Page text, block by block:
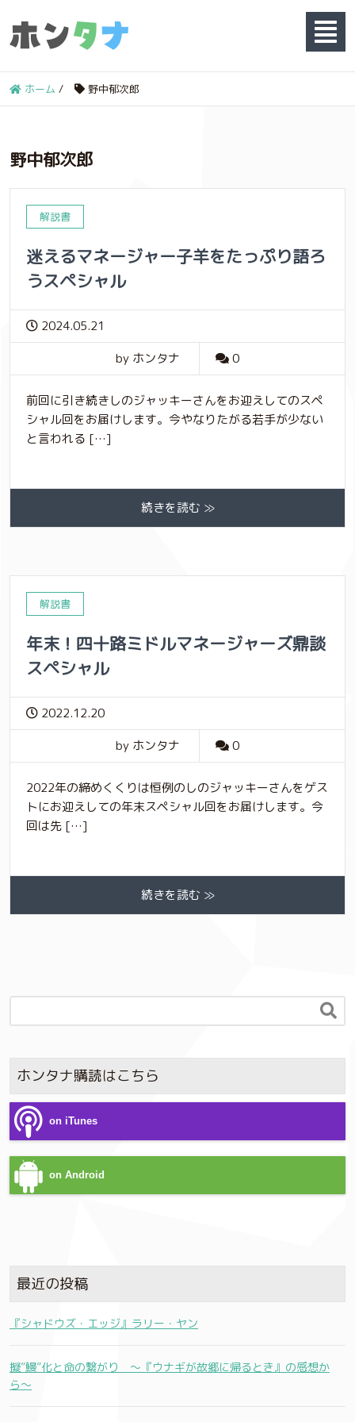
ホーム / 野中郁次郎
野中郁次郎
解説書
迷えるマネージャー子羊をたっぷり語ろ
うスペシャル
2024.05.21
by ホンタナ
0
前回に引き続きしのジャッキーさんをお迎えしてのスペ
シャル回をお届けします。今やなりたがる若手が少ない
と言われる […]
続きを読む ≫
解説書
年末！四十路ミドルマネージャーズ鼎談
スペシャル
2022.12.20
by ホンタナ
0
2022年の締めくくりは恒例のしのジャッキーさんをゲス
トにお迎えしての年末スペシャル回をお届けします。今
回は先 […]
続きを読む ≫

ホンタナ購読はこちら
on iTunes
on Android
最近の投稿
『シャドウズ・エッジ』ラリー・ヤン
擬”鰻”化と命の繋がり 〜『ウナギが故郷に帰るとき』の感想か
ら〜